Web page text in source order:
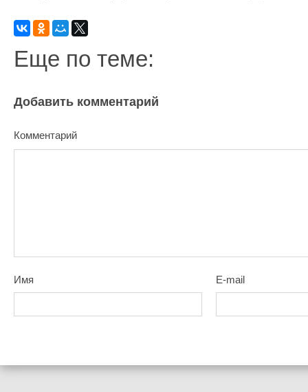
Еще по теме:
Добавить комментарий
Комментарий
Имя E-mail